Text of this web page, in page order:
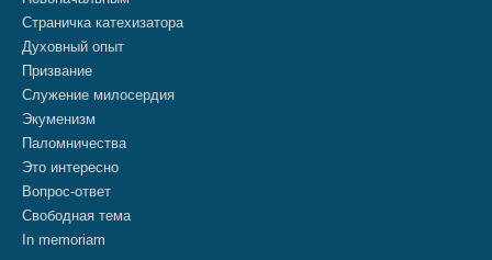
Страничка катехизатора
Духовный опыт
Призвание
Служение милосердия
Экуменизм
Паломничества
Это интересно
Вопрос-ответ
Свободная тема
In memoriam